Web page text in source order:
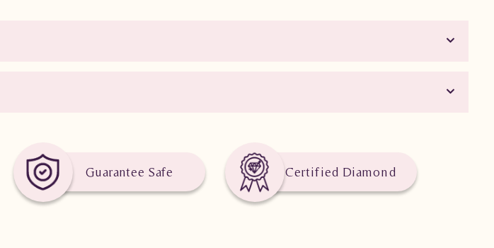
Guarantee Safe Certified Diamond